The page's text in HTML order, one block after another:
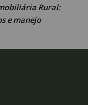
Rural:
e manejo